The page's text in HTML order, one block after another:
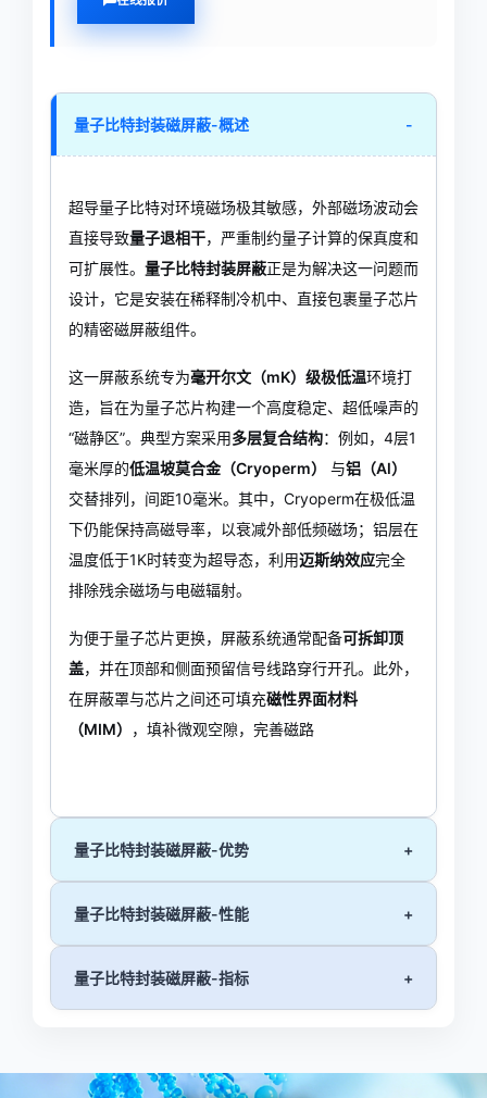
量子比特封装磁屏蔽-概述 -
超导量子比特对环境磁场极其敏感，外部磁场波动会
直接导致量子退相干，严重制约量子计算的保真度和
可扩展性。 量子比特封装屏蔽正是为解决这一问题而
设计，它是安装在稀释制冷机中、直接包裹量子芯片
的精密磁屏蔽组件。
这一屏蔽系统专为毫开尔文（mK）级极低温环境打
造，旨在为量子芯片构建一个高度稳定、超低噪声的
“磁静区”。典型方案采用多层复合结构：例如，4层1
毫米厚的低温坡莫合金（Cryoperm） 与铝（Al）
交替排列，间距10毫米。其中，Cryoperm在极低温
下仍能保持高磁导率，以衰减外部低频磁场；铝层在
温度低于1K时转变为超导态，利用迈斯纳效应完全
排除残余磁场与电磁辐射。
为便于量子芯片更换，屏蔽系统通常配备可拆卸顶
盖，并在顶部和侧面预留信号线路穿行开孔。此外，
在屏蔽罩与芯片之间还可填充磁性界面材料
（MIM）
，填补微观空隙，完善磁路
量子比特封装磁屏蔽-优势 +
量子比特封装磁屏蔽-性能 +
量子比特封装磁屏蔽-指标 +